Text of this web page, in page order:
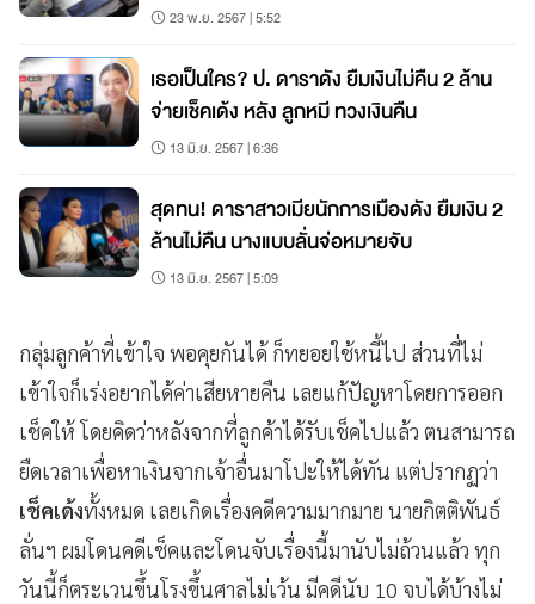
23 พ.ย. 2567 | 5:52
เธอเป็นใคร? ป. ดาราดัง ยืมเงินไม่คืน 2 ล้าน
จ่ายเช็คเด้ง หลัง ลูกหมี ทวงเงินคืน
13 มิ.ย. 2567 | 6:36
สุดทน! ดาราสาวเมียนักการเมืองดัง ยืมเงิน 2
ล้านไม่คืน นางแบบลั่นจ่อหมายจับ
13 มิ.ย. 2567 | 5:09
กลุ่มลูกค้าที่เข้าใจ พอคุยกันได้ ก็ทยอยใช้หนี้ไป ส่วนที่ไม่
เข้าใจก็เร่งอยากได้ค่าเสียหายคืน เลยแก้ปัญหาโดยการออก
เช็คให้ โดยคิดว่าหลังจากที่ลูกค้าได้รับเช็คไปแล้ว ตนสามารถ
ยืดเวลาเพื่อหาเงินจากเจ้าอื่นมาโปะให้ได้ทัน แต่ปรากฏว่า
เช็คเด้งทั้งหมด เลยเกิดเรื่องคดีความมากมาย นายกิตติพันธ์
ลั่นฯ ผมโดนคดีเช็คและโดนจับเรื่องนี้มานับไม่ถ้วนแล้ว ทุก
วันนี้ก็ตระเวนขึ้นโรงขึ้นศาลไม่เว้น มีคดีนับ 10 จบได้บ้างไม่